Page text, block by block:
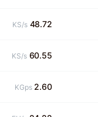
48.72
KS/s
60.55
KS/s
2.60
KGps